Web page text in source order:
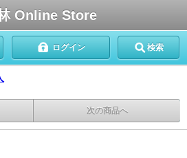
Online Store
ログイン 検索
次の商品へ